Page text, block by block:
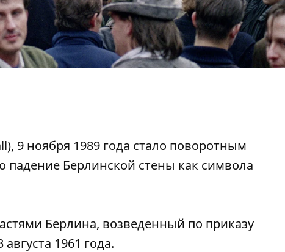
9 ноября 1989 года стало поворотным
Берлинской стены как символа
Берлина, возведенный по приказу
1961 года.